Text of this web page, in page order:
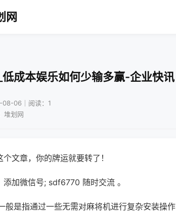
网
成本娱乐如何少输多赢-企业快讯
06｜阅读：1
堆划网
文章，你的牌运就要转了！
加微信号; sdf6770 随时交流 。
是指通过一些无需对麻将机进行复杂安装操作